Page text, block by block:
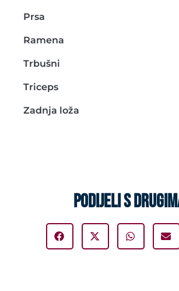
Prsa
Ramena
Trbušni
Triceps
Zadnja loža
PODIJELI S